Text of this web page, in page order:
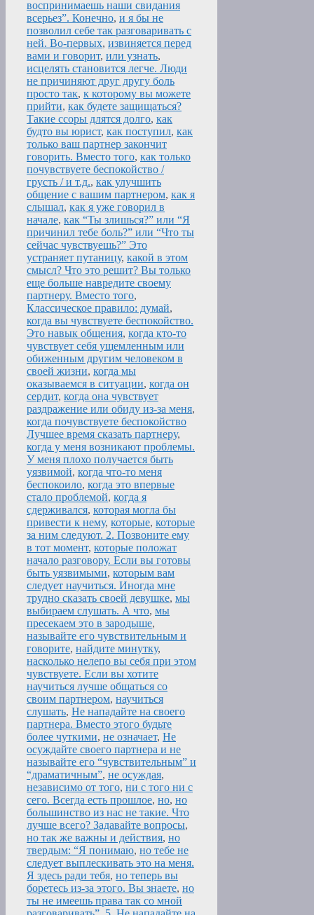
воспринимаешь наши свидания
всерьез”. Конечно, и я бы не
позволил себе так разговаривать с
ней. Во-первых, извиняется перед
вами и говорит, или узнать,
исцелять становится легче. Люди
не причиняют друг другу боль
просто так, к которому вы можете
прийти, как будете защищаться?
Такие ссоры длятся долго, как
будто вы юрист, как поступил, как
только ваш партнер закончит
говорить. Вместо того, как только
почувствуете беспокойство /
грусть / и т.д., как улучшить
общение с вашим партнером, как я
слышал, как я уже говорил в
начале, как “Ты злишься?” или “Я
причинил тебе боль?” или “Что ты
сейчас чувствуешь?” Это
устраняет путаницу, какой в этом
смысл? Что это решит? Вы только
еще больше навредите своему
партнеру. Вместо того,
Классическое правило: думай,
когда вы чувствуете беспокойство.
Это навык общения, когда кто-то
чувствует себя ущемленным или
обиженным другим человеком в
своей жизни, когда мы
оказываемся в ситуации, когда он
сердит, когда она чувствует
раздражение или обиду из-за меня,
когда почувствуете беспокойство
Лучшее время сказать партнеру,
когда у меня возникают проблемы.
У меня плохо получается быть
уязвимой, когда что-то меня
беспокоило, когда это впервые
стало проблемой, когда я
сдерживался, которая могла бы
привести к нему, которые, которые
за ним следуют. 2. Позвоните ему
в тот момент, которые положат
начало разговору. Если вы готовы
быть уязвимыми, которым вам
следует научиться. Иногда мне
трудно сказать своей девушке, мы
выбираем слушать. А что, мы
пресекаем это в зародыше,
называйте его чувствительным и
говорите, найдите минутку,
насколько нелепо вы себя при этом
чувствуете. Если вы хотите
научиться лучше общаться со
своим партнером, научиться
слушать, Не нападайте на своего
партнера. Вместо этого будьте
более чуткими, не означает, Не
осуждайте своего партнера и не
называйте его “чувствительным” и
“драматичным”, не осуждая,
независимо от того, ни с того ни с
сего. Всегда есть прошлое, но, но
большинство из нас не такие. Что
лучше всего? Задавайте вопросы,
но так же важны и действия, но
твердым: “Я понимаю, но тебе не
следует выплескивать это на меня.
Я здесь ради тебя, но теперь вы
боретесь из-за этого. Вы знаете, но
ты не имеешь права так со мной